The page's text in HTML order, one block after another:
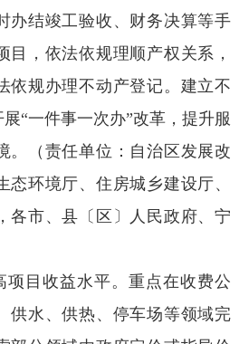
办结竣工验收、财务决算等手
目，依法依规理顺产权关系，
依规办理不动产登记。建立不
“一件事一次办”改革，提升服
。（责任单位：自治区发展改
态环境厅、住房城乡建设厅、
各市、县〔区〕人民政府、宁
项目收益水平。重点在收费公
供水、供热、停车场等领域完